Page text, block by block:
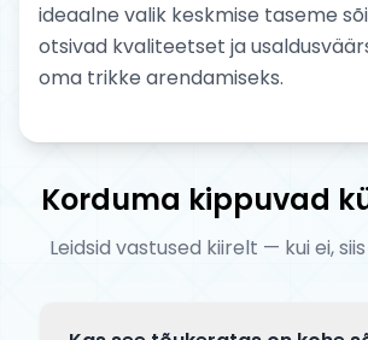
ideaalne valik keskmise taseme
otsivad kvaliteetset ja
oma trikke arendamiseks.
Korduma kippuvad
Leidsid vastused kiirelt — kui ei,